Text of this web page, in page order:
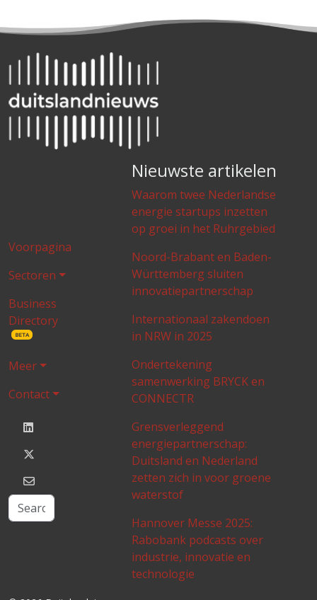
Voorpagina
Sectoren
Business
Directory
BETA
Meer
Contact
Nieuwste artikelen
Waarom twee Nederlandse
energie startups inzetten
op groei in het Ruhrgebied
Noord-Brabant en Baden-
Württemberg sluiten
innovatiepartnerschap
Internationaal zakendoen
in NRW in 2025
Ondertekening
samenwerking BRYCK en
CONNECTR
Grensverleggend
energiepartnerschap:
Duitsland en Nederland
zetten zich in voor groene
waterstof
Hannover Messe 2025:
Rabobank podcasts over
industrie, innovatie en
technologie